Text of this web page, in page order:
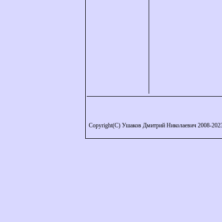
Copyright(C) Ушаков Дмитрий Николаевич 2008-